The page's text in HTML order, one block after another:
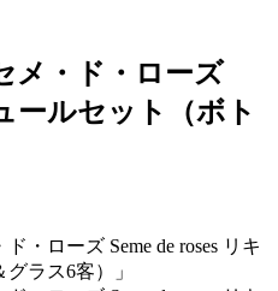
メ・ド・ローズ
ールセット（ボト